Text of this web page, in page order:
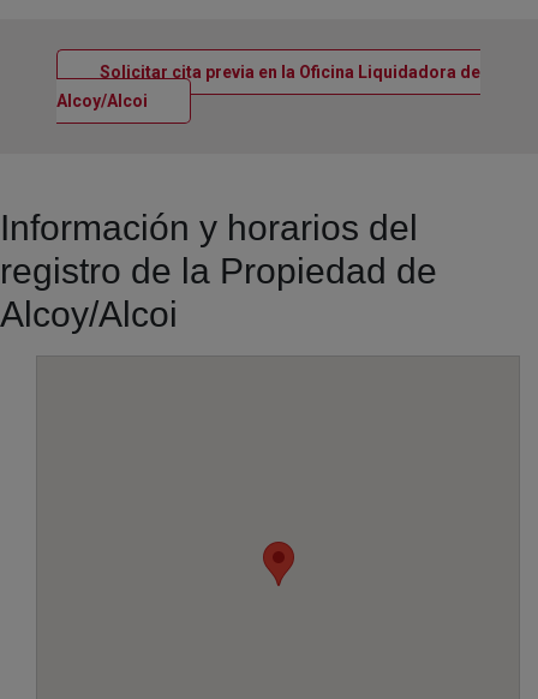
Solicitar cita previa en la Oficina Liquidadora de
Alcoy/Alcoi Ventana nueva
Información y horarios del
registro de la Propiedad de
Alcoy/Alcoi